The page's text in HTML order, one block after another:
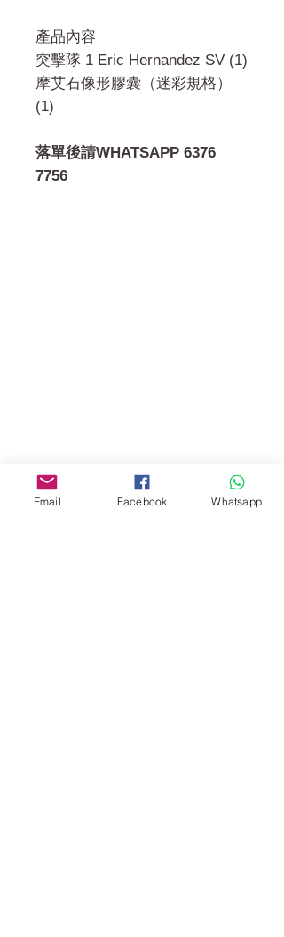
產品內容
突擊隊 1 Eric Hernandez SV (1)
摩艾石像形膠囊（迷彩規格）
(1)
落單後請WHATSAPP 6376
7756
Mall,Nathan Road 534-538,
Yau Ma Tei, Hong Kong.
Email Facebook Whatsapp